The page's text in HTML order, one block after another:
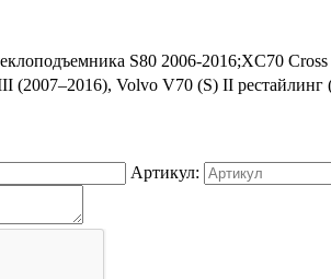
S80 2006-2016;XC70
(2007–2016), Volvo V70 (S) II рестайлинг
Артикул: